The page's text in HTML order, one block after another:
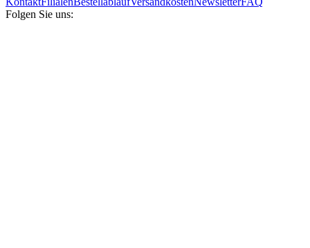
Folgen Sie uns: